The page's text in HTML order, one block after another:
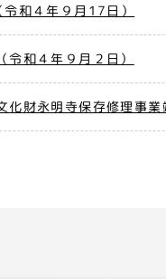
和４年９月17日）
令和４年９月２日）
化財永明寺保存修理事